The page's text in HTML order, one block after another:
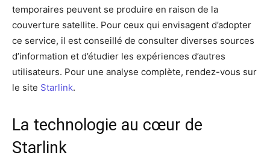
temporaires peuvent se produire en raison de la
couverture satellite. Pour ceux qui envisagent d’adopter
ce service, il est conseillé de consulter diverses sources
d’information et d’étudier les expériences d’autres
utilisateurs. Pour une analyse complète, rendez-vous sur
le site Starlink.
La technologie au cœur de
Starlink